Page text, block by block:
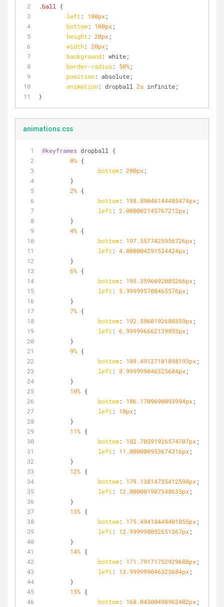
.ball
{
left : 100px;
bottom: 100px;
height : 20px;
width: 20px;
background: white;
border-radius: 50%;
position: absolute;
animation: dropball 2s infinite;
}
animations.css
@keyframes dropball {
0% {
bottom: 200px;
	}
2% {
bottom: 198.89046144485474px;
left : 2.000002145767212px;
	}
4% {
bottom: 197.5577425956726px;
left : 4.000004291534424px;
	}
6% {
bottom: 195.3596692085266px;
left : 5.999995708465576px;
	}
7% {
bottom: 192.5960192680359px;
left : 6.999996662139893px;
	}
9% {
bottom: 189.49127101898193px;
left : 8.999999046325684px;
	}
10% {
bottom: 186.1709690093994px;
left : 10px;
	}
11% {
bottom: 182.70591926574707px;
left : 11.000000953674316px;
	}
12% {
bottom: 179.13814735412598px;
left : 12.000001907348633px;
	}
13% {
bottom: 175.49418449401855px;
left : 12.999998092651367px;
	}
14% {
bottom: 171.79171752929688px;
left : 13.999999046325684px;
	}
15% {
bottom: 168.04300498962402px;